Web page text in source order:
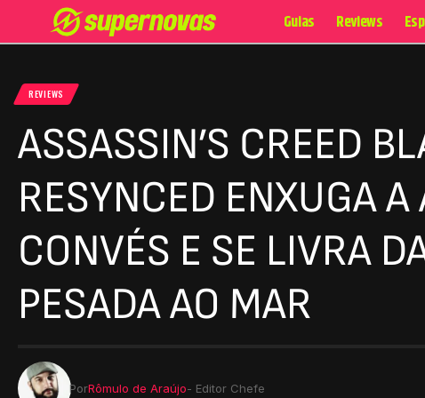
Guias Reviews
REVIEWS
ASSASSIN’S CREED
RESYNCED ENXUGA A
CONVÉS E SE LIVRA
PESADA AO MAR
PorRômulo de Araújo- Editor Chefe